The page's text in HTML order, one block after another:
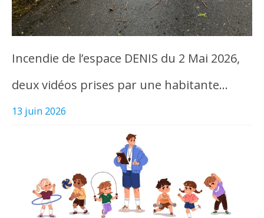
Incendie de l’espace DENIS du 2 Mai 2026,
deux vidéos prises par une habitante…
13 juin 2026